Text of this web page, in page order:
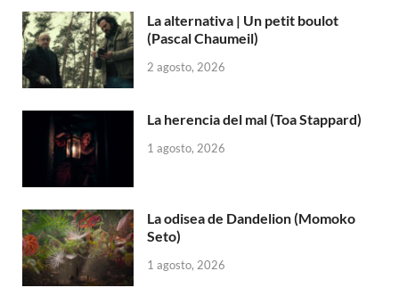
La alternativa | Un petit boulot
(Pascal Chaumeil)
2 agosto, 2026
La herencia del mal (Toa Stappard)
1 agosto, 2026
La odisea de Dandelion (Momoko
Seto)
1 agosto, 2026